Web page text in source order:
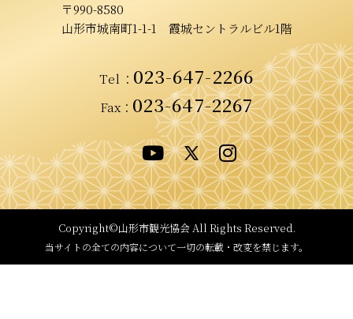
〒990-8580
山形市城南町1-1-1 霞城セントラルビル1階
Tel ： 023-647-2266
Fax： 023-647-2267
Copyright©山形市観光協会All Rights Reserved.
当サイトの全ての内容について一切の転載・改変を禁じます。